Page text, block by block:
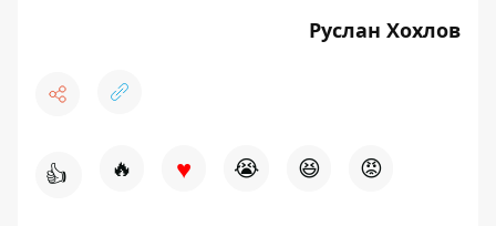
Руслан Хохлов
👍 🔥 ♥ 😭 😆 😡